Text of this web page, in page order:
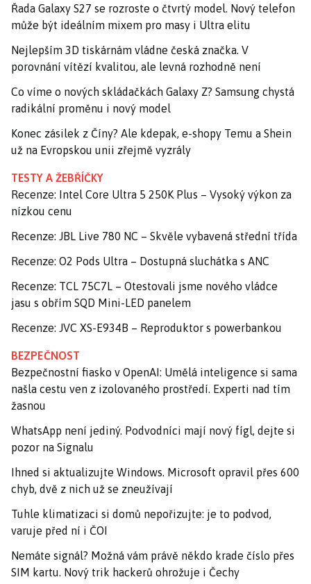
Řada Galaxy S27 se rozroste o čtvrtý model. Nový telefon
může být ideálním mixem pro masy i Ultra elitu
Nejlepším 3D tiskárnám vládne česká značka. V
porovnání vítězí kvalitou, ale levná rozhodně není
Co víme o nových skládačkách Galaxy Z? Samsung chystá
radikální proměnu i nový model
Konec zásilek z Číny? Ale kdepak, e-shopy Temu a Shein
už na Evropskou unii zřejmě vyzrály
TESTY A ŽEBŘÍČKY
Recenze: Intel Core Ultra 5 250K Plus – Vysoký výkon za
nízkou cenu
Recenze: JBL Live 780 NC – Skvěle vybavená střední třída
Recenze: O2 Pods Ultra – Dostupná sluchátka s ANC
Recenze: TCL 75C7L – Otestovali jsme nového vládce
jasu s obřím SQD Mini-LED panelem
Recenze: JVC XS-E934B – Reproduktor s powerbankou
BEZPEČNOST
Bezpečnostní fiasko v OpenAI: Umělá inteligence si sama
našla cestu ven z izolovaného prostředí. Experti nad tím
žasnou
WhatsApp není jediný. Podvodníci mají nový fígl, dejte si
pozor na Signalu
Ihned si aktualizujte Windows. Microsoft opravil přes 600
chyb, dvě z nich už se zneužívají
Tuhle klimatizaci si domů nepořizujte: je to podvod,
varuje před ní i ČOI
Nemáte signál? Možná vám právě někdo krade číslo přes
SIM kartu. Nový trik hackerů ohrožuje i Čechy